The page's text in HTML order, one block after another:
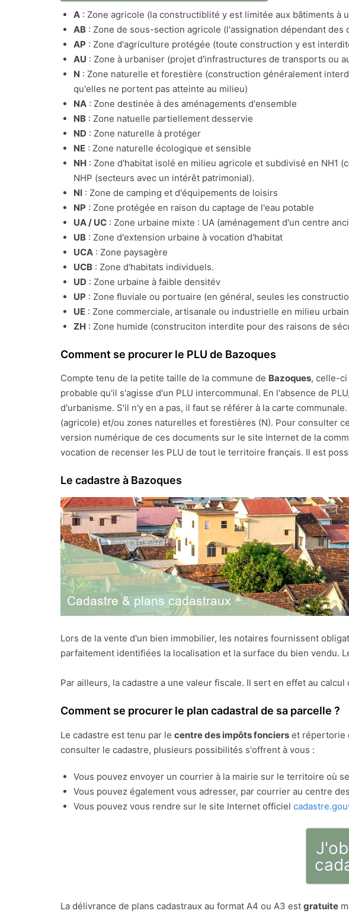
A : Zone agricole (la constructiblité y est limitée aux bâtiments
AB : Zone de sous-section agricole (l'assignation dépendant des
AP : Zone d'agriculture protégée (toute construction y est
AU : Zone à urbaniser (projet d'infrastructures de transports ou
N : Zone naturelle et forestière (construction généralement
qu'elles ne portent pas atteinte au milieu)
NA : Zone destinée à des aménagements d'ensemble
NB : Zone natuelle partiellement desservie
ND : Zone naturelle à protéger
NE : Zone naturelle écologique et sensible
NH : Zone d'habitat isolé en milieu agricole et subdivisé en NH1
NHP (secteurs avec un intérêt patrimonial).
NI : Zone de camping et d'équipements de loisirs
NP : Zone protégée en raison du captage de l'eau potable
UA / UC : Zone urbaine mixte : UA (aménagement d'un centre
UB : Zone d'extension urbaine à vocation d'habitat
UCA : Zone paysagère
UCB : Zone d'habitats individuels.
UD : Zone urbaine à faible densitév
UP : Zone fluviale ou portuaire (en général, seules les
UE : Zone commerciale, artisanale ou industrielle en milieu
ZH : Zone humide (construciton interdite pour des raisons de
Comment se procurer le PLU de Bazoques
Compte tenu de la petite taille de la commune de Bazoques, celle-ci
probable qu'il s'agisse d'un PLU intercommunal. En l'absence de
d'urbanisme. S'il n'y en a pas, il faut se référer à la carte
(agricole) et/ou zones naturelles et forestières (N). Pour consulter
version numérique de ces documents sur le site Internet de la
vocation de recenser les PLU de tout le territoire français. Il est
Le cadastre à Bazoques
Lors de la vente d'un bien immobilier, les notaires fournissent
parfaitement identifiées la localisation et la surface du bien vendu.
Par ailleurs, la cadastre a une valeur fiscale. Il sert en effet au
Comment se procurer le plan cadastral de sa parcelle ?
Le cadastre est tenu par le centre des impôts fonciers et répertorie
consulter le cadastre, plusieurs possibilités s'offrent à vous :
Vous pouvez envoyer un courrier à la mairie sur le territoire où
Vous pouvez également vous adresser, par courrier au centre
Vous pouvez vous rendre sur le site Internet officiel
La délivrance de plans cadastraux au format A4 ou A3 est gratuite